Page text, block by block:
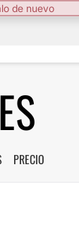
de nuevo
PRECIO